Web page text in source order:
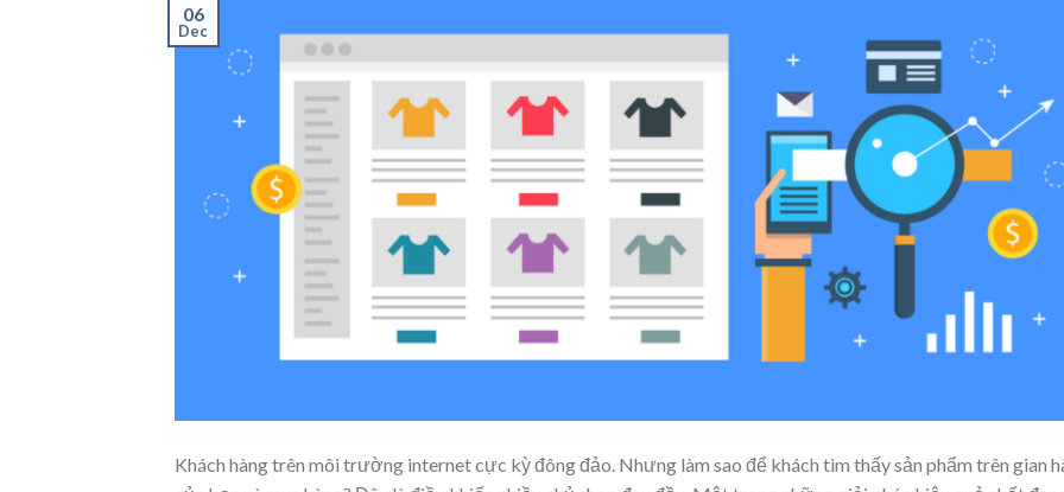
06
Dec
Khách hàng trên môi trường internet cực kỳ đông đảo. Nhưng làm sao để khách tìm thấy sản phẩm trên gian